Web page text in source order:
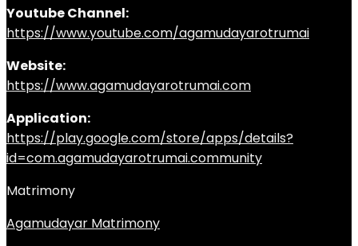
Youtube Channel:
https://www.youtube.com/agamudayarotrumai
Website:
https://www.agamudayarotrumai.com
Application:
https://play.google.com/store/apps/details?
id=com.agamudayarotrumai.community
Matrimony
Agamudayar Matrimony